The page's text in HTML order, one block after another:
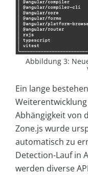
Abbildung 3:
Ein lange
Abhängigkeit von
Zone.js wurde
automatisch zu
Detection-Lauf in
werden diverse